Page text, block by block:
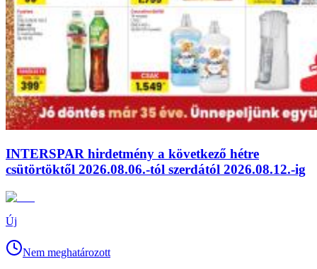
INTERSPAR hirdetmény a következő hétre
csütörtöktől 2026.08.06.-tól szerdától 2026.08.12.-ig
Új
Nem meghatározott